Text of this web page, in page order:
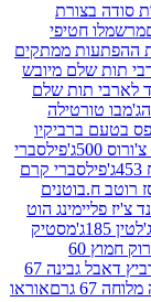
מיובש
שלם
פילסברי
קרם
הוט
מסטיק
60
ריצ סנדביץ דאבל גבינה 67
אוראו